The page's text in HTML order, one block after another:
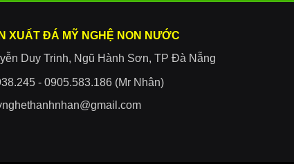
XUẤT ĐÁ MỸ NGHỆ NON NƯỚC
Duy Trinh, Ngũ Hành Sơn, TP Đà Nẵng
- 0905.583.186 (Mr Nhân)